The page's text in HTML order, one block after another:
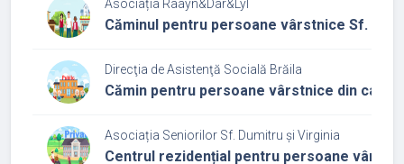
Asociația Raayn&Dar&Lyl
Căminul pentru persoane vârstnice Sf.
Direcţia de Asistenţă Socială Brăila
Cămin pentru persoane vârstnice din
Asociația Seniorilor Sf. Dumitru și Virginia
Centrul rezidențial pentru persoane